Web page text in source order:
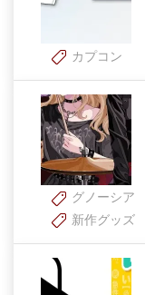
カプコン
グノーシア
新作グッズ